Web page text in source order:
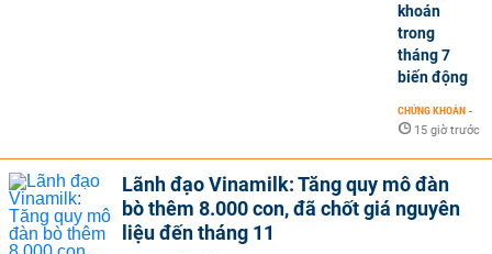
khoán
trong
tháng 7
biến động
CHỨNG KHOÁN -
15 giờ trước
Lãnh đạo Vinamilk: Tăng quy mô đàn
bò thêm 8.000 con, đã chốt giá nguyên
liệu đến tháng 11